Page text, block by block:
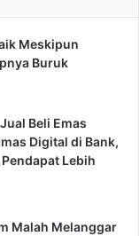
Meskipun
Buruk
Beli Emas
Digital di Bank,
Lebih
Malah Melanggar